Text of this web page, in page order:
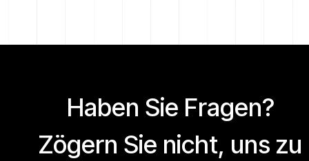
Haben Sie Fragen?
Zögern Sie nicht, uns zu